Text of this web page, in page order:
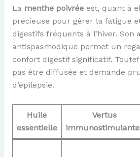
La menthe poivréeest, quant à
précieuse pour gérer la fatigue
digestifs fréquents à l’hiver. Son
antispasmodique permet un
confort digestif significatif.
pas être diffusée et demande
d’épilepsie.
Huile
essentielle
Vertus